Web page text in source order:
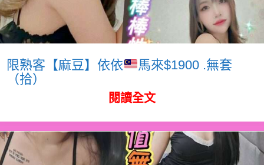
限熟客【麻豆】依依
馬來$1900 .無套
（拾）
閱讀全文